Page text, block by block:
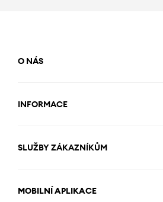
O NÁS
INFORMACE
SLUŽBY ZÁKAZNÍKŮM
MOBILNÍ APLIKACE